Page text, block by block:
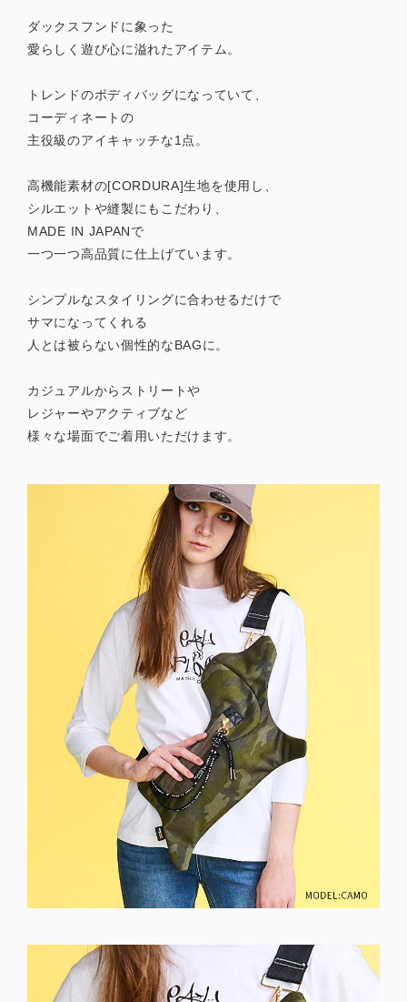
ダックスフンドに象った
愛らしく遊び心に溢れたアイテム。
トレンドのボディバッグになっていて、
コーディネートの
主役級のアイキャッチな1点。
高機能素材の[CORDURA]生地を使用し、
シルエットや縫製にもこだわり、
MADE IN JAPANで
一つ一つ高品質に仕上げています。
シンプルなスタイリングに合わせるだけで
サマになってくれる
人とは被らない個性的なBAGに。
カジュアルからストリートや
レジャーやアクティブなど
様々な場面でご着用いただけます。